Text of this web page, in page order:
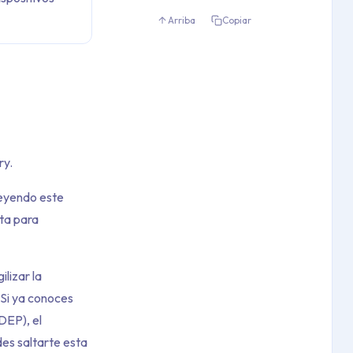
este
para
la
ya conoces
el
saltarte esta
Arriba Copiar